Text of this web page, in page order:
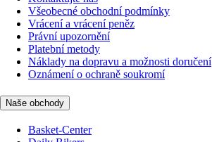
Všeobecné obchodní podmínky
Vrácení a vrácení peněz
Právní upozornění
Platební metody
Náklady na dopravu a možnosti doručení
Oznámení o ochraně soukromí
Naše obchody
Basket-Center